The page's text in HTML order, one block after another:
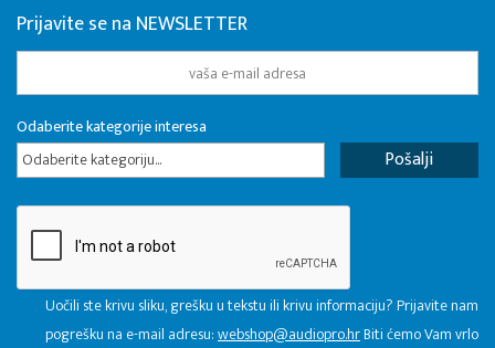
Prijavite se na NEWSLETTER
Odaberite kategorije interesa
Odaberite kategoriju...
Uočili ste krivu sliku, grešku u tekstu ili krivu informaciju? Prijavite nam
pogrešku na e-mail adresu:webshop@audiopro.hrBiti ćemo Vam vrlo